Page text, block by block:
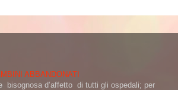
ABBANDONATI
bisognosa d’affetto di tutti gli ospedali; per